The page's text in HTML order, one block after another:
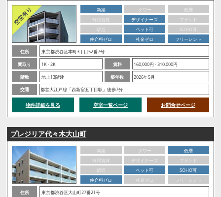
新築 タワー
低層
分譲賃貸
デザイナーズ
ブランド
駅近
ペット可
SOHO可
仲介料ゼロ
礼金ゼロ
フリーレント
住所
東京都渋谷区本町3丁目52番7号
間取り
1K - 2K 賃料
160,000円 - 310,000円
階数
地上13階建 築年数
2026年5月
交通
都営大江戸線「西新宿五丁目駅」徒歩7分
物件詳細を見る 空室一覧ページ お問合せページ
プレジリア代々木大山町
新築 タワー
低層
分譲賃貸
デザイナーズ
ブランド
駅近
ペット可
SOHO可
仲介料ゼロ
礼金ゼロ
フリーレント
住所
東京都渋谷区大山町27番21号